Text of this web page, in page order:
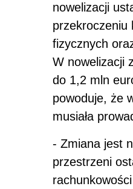
nowelizacji
przekroczeniu
fizycznych
W nowelizacji
do 1,2 mln
powoduje, że
musiała
- Zmiana jest
przestrzeni